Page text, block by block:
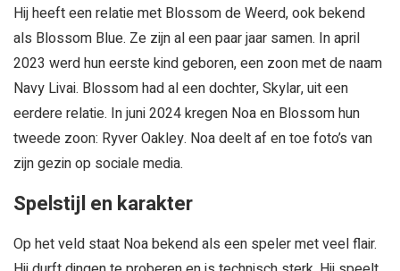
Hij heeft een relatie met Blossom de Weerd, ook bekend
als Blossom Blue. Ze zijn al een paar jaar samen. In april
2023 werd hun eerste kind geboren, een zoon met de naam
Navy Livai. Blossom had al een dochter, Skylar, uit een
eerdere relatie. In juni 2024 kregen Noa en Blossom hun
tweede zoon: Ryver Oakley. Noa deelt af en toe foto’s van
zijn gezin op sociale media.
Spelstijl en karakter
Op het veld staat Noa bekend als een speler met veel flair.